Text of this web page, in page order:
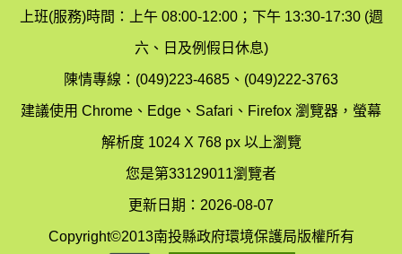
保
局
圖
染
制
科
(南
上班(服務)時間：上午 08:00-12:00；下午 13:30-17:30 (週
六、日及例假日休息)
陳情專線：(049)223-4685、(049)222-3763
建議使用 Chrome、Edge、Safari、Firefox 瀏覽器，螢幕
解析度 1024 X 768 px 以上瀏覽
您是第33129011瀏覽者
更新日期：2026-08-07
Copyright©2013南投縣政府環境保護局版權所有